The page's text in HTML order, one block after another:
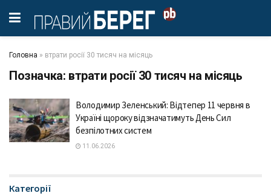
Головна » втрати росії 30 тисяч на місяць
Позначка: втрати росії 30 тисяч на місяць
Володимир Зеленський: Відтепер 11 червня в
Україні щороку відзначатимуть День Сил
безпілотних систем
11.06.2026
Категорії